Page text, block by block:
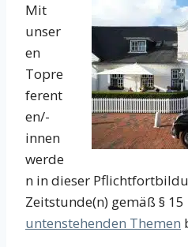
Mit
unser
en
Topre
ferent
en/-
innen
werde
n in dieser
Zeitstunde(n) gemäß § 15
untenstehenden Themen